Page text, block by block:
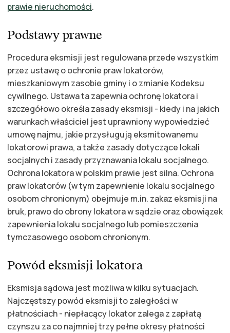
prawie nieruchomości.
Podstawy prawne
Procedura eksmisji jest regulowana przede wszystkim
przez ustawę o ochronie praw lokatorów,
mieszkaniowym zasobie gminy i o zmianie Kodeksu
cywilnego. Ustawa ta zapewnia ochronę lokatora i
szczegółowo określa zasady eksmisji - kiedy i na jakich
warunkach właściciel jest uprawniony wypowiedzieć
umowę najmu, jakie przysługują eksmitowanemu
lokatorowi prawa, a także zasady dotyczące lokali
socjalnych i zasady przyznawania lokalu socjalnego.
Ochrona lokatora w polskim prawie jest silna. Ochrona
praw lokatorów (w tym zapewnienie lokalu socjalnego
osobom chronionym) obejmuje m.in. zakaz eksmisji na
bruk, prawo do obrony lokatora w sądzie oraz obowiązek
zapewnienia lokalu socjalnego lub pomieszczenia
tymczasowego osobom chronionym.
Powód eksmisji lokatora
Eksmisja sądowa jest możliwa w kilku sytuacjach.
Najczęstszy powód eksmisji to zaległości w
płatnościach - niepłacący lokator zalega z zapłatą
czynszu za co najmniej trzy pełne okresy płatności